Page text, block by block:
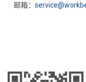
邮箱：